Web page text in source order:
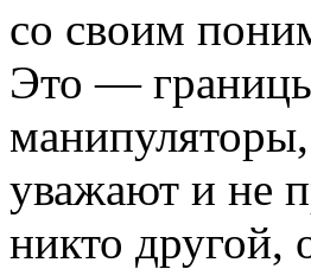
со своим
Это —
уважают и не
никто другой,